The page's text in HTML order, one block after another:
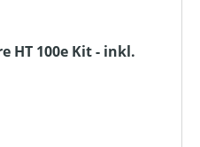
HT 100e Kit - inkl.